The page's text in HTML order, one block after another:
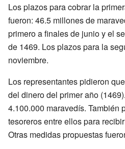
Los plazos para cobrar la
fueron: 46.5 millones de
primero a finales de junio y el
de 1469. Los plazos para la
noviembre.
Los representantes pidieron
del dinero del primer año
4.100.000 maravedís. También
tesoreros entre ellos para
Otras medidas propuestas